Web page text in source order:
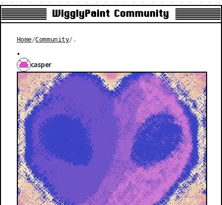
WigglyPaint Community
Home /Community/ .
.
casper